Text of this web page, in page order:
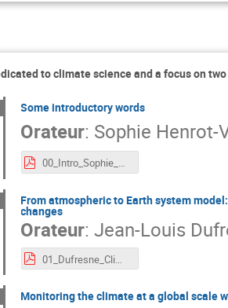
to climate science and a focus on
Some introductory words
Orateur: Sophie Henrot-
00_Intro_Sophie_Climate.pdf
From atmospheric to Earth system
changes
Orateur:Jean-Louis
01_Dufresne_Clim_model_Noirmoutier.pdf
Monitoring the climate at a global scale